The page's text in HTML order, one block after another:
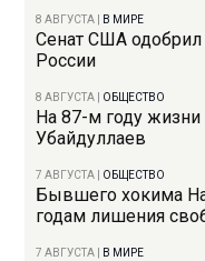
8 АВГУСТА В МИРЕ
Сенат США одобрил
России
8 АВГУСТА ОБЩЕСТВО
На 87-м году жизни
Убайдуллаев
7 АВГУСТА ОБЩЕСТВО
Бывшего хокима
годам лишения
7 АВГУСТА В МИРЕ